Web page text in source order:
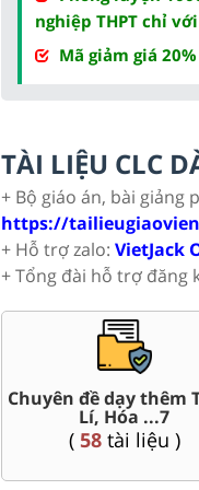
nghiệp THPT chỉ
Mã giảm giá
TÀI LIỆU CLC
+ Bộ giáo án, bài giảng
https://
+ Hỗ trợ zalo: VietJack
+ Tổng đài hỗ trợ đăng
Đề thi giữa kì, cuối
(167tài liệu )